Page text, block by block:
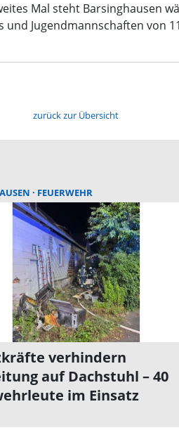
Mal steht Barsinghausen
Jugendmannschaften von
zurück zur Übersicht
FEUERWEHR
verhindern
auf Dachstuhl – 40
im Einsatz